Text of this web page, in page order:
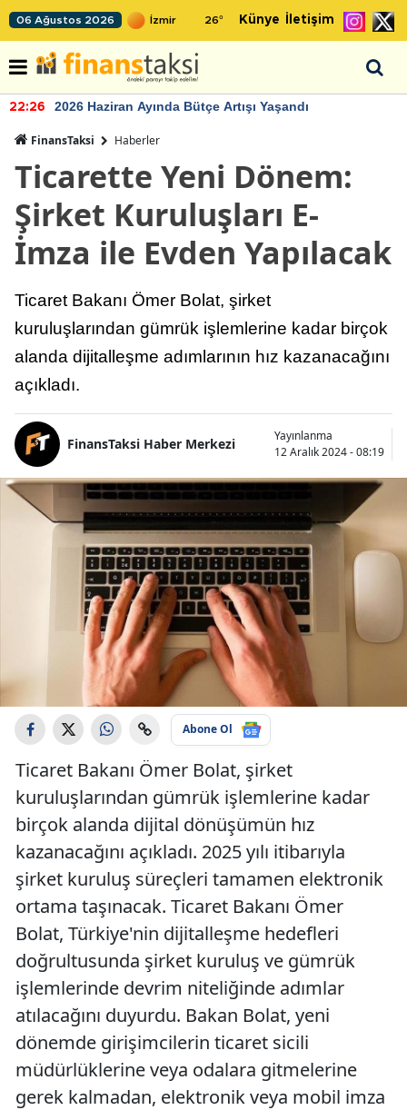
06 Ağustos 2026 26° Künye İletişim
22:26 2026 Haziran Ayında Bütçe Artışı Yaşandı
FinansTaksi Haberler
Ticarette Yeni Dönem:
Şirket Kuruluşları E-
İmza ile Evden Yapılacak
Ticaret Bakanı Ömer Bolat, şirket
kuruluşlarından gümrük işlemlerine kadar birçok
alanda dijitalleşme adımlarının hız kazanacağını
açıkladı.
FinansTaksi Haber Merkezi
Yayınlanma
12 Aralık 2024 - 08:19
Abone Ol
Ticaret Bakanı Ömer Bolat, şirket
kuruluşlarından gümrük işlemlerine kadar
birçok alanda dijital dönüşümün hız
kazanacağını açıkladı. 2025 yılı itibarıyla
şirket kuruluş süreçleri tamamen elektronik
ortama taşınacak. Ticaret Bakanı Ömer
Bolat, Türkiye'nin dijitalleşme hedefleri
doğrultusunda şirket kuruluş ve gümrük
işlemlerinde devrim niteliğinde adımlar
atılacağını duyurdu. Bakan Bolat, yeni
dönemde girişimcilerin ticaret sicili
müdürlüklerine veya odalara gitmelerine
gerek kalmadan, elektronik veya mobil imza